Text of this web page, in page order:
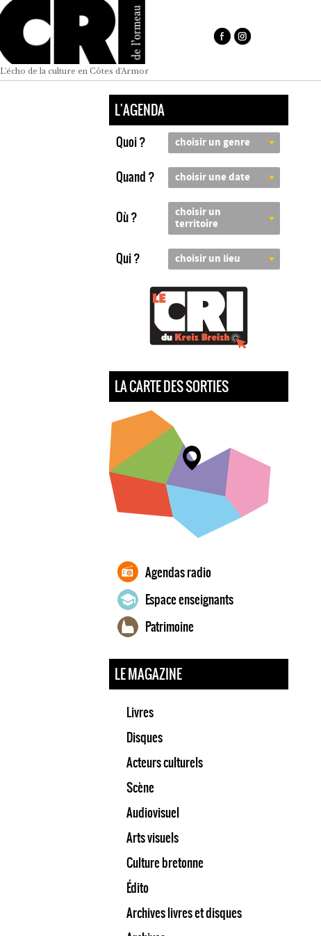
L'écho de la culture en Côtes d'Armor
L'AGENDA
Quoi ? choisir un genre
Quand ? choisir une date
Où ?
choisir un
territoire
Qui ? choisir un lieu
LA CARTE DES SORTIES
Agendas radio
Espace enseignants
Patrimoine
LE MAGAZINE
Livres
Disques
Acteurs culturels
Scène
Audiovisuel
Arts visuels
Culture bretonne
Édito
Archives livres et disques